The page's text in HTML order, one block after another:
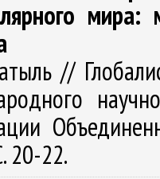
мира:
//
20-22.